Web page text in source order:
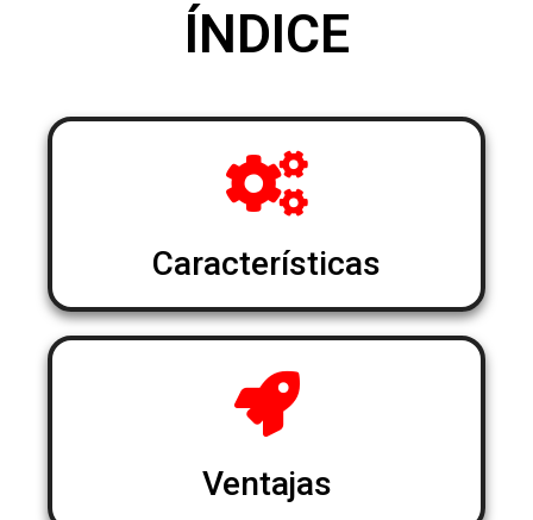
ÍNDICE
Características
Ventajas